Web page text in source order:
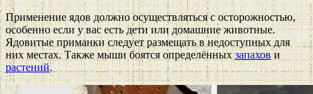
Применение ядов должно осуществляться с осторожностью,
особенно если у вас есть дети или домашние животные.
Ядовитые приманки следует размещать в недоступных для
них местах. Также мыши боятся определённыхзапахови
растений.